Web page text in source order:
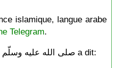
islamique, langue arabe
Telegram.
Le Messager de Allâh صلى الله عليه وسلّم a dit: